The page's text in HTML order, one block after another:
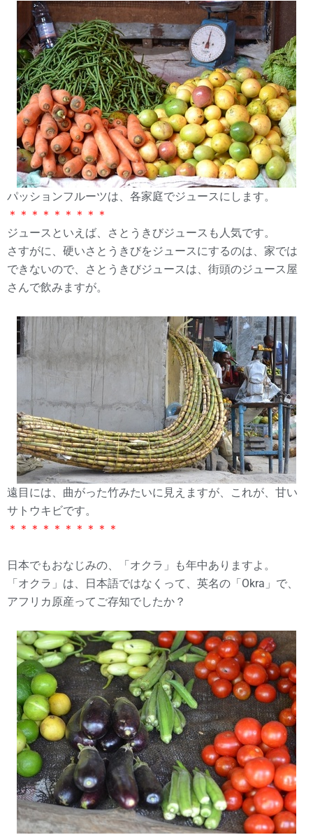
パッションフルーツは、各家庭でジュースにします。
＊＊＊＊＊＊＊＊＊
ジュースといえば、さとうきびジュースも人気です。
さすがに、硬いさとうきびをジュースにするのは、家では
できないので、さとうきびジュースは、街頭のジュース屋
さんで飲みますが。
遠目には、曲がった竹みたいに見えますが、これが、甘い
サトウキビです。
＊＊＊＊＊＊＊＊＊＊
日本でもおなじみの、「オクラ」も年中ありますよ。
「オクラ」は、日本語ではなくって、英名の「Okra」で、
アフリカ原産ってご存知でしたか？